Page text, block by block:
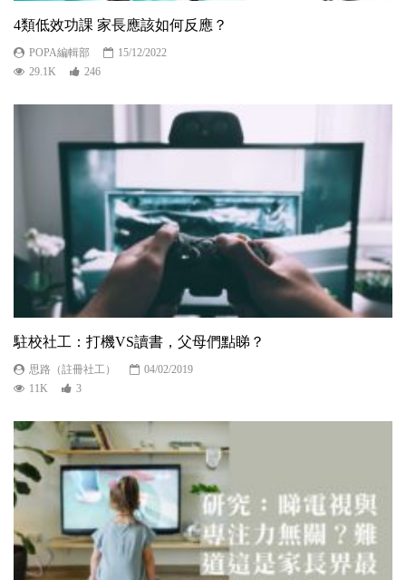
4類低效功課 家長應該如何反應？
POPA編輯部
15/12/2022
29.1K
246
駐校社工：打機VS讀書，父母們點睇？
思路（註冊社工）
04/02/2019
11K
3